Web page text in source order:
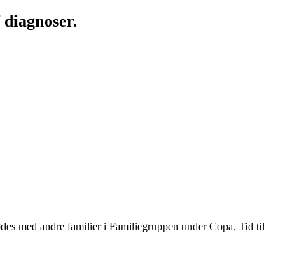
med andre familier i Familiegruppen under Copa. Tid til